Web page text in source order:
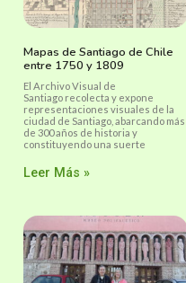
Mapas de Santiago de Chile
entre 1750 y 1809
El Archivo Visual de
Santiago recolecta y expone
representaciones visuales de la
ciudad de Santiago, abarcando más
de 300 años de historia y
constituyendo una suerte
Leer Más »